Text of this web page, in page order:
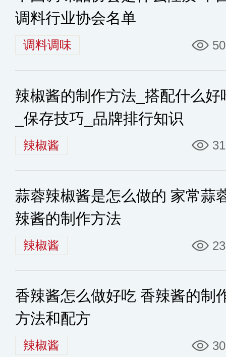
调料行业协会名单
调料调味
辣椒酱的制作方法_搭配什么好
_保存技巧_品牌排行知识
辣椒酱
蒜蓉辣椒酱是怎么做的 家常蒜
辣酱的制作方法
辣椒酱
香辣酱怎么做好吃 香辣酱的制
方法和配方
辣椒酱